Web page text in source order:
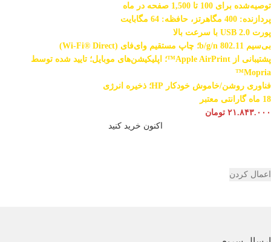
توصیه‌شده برای 100 تا 1,500 صفحه در ماه
پردازنده: 400 مگاهرتز، حافظه: 64 مگابایت
پورت USB 2.0 با سرعت بالا
بی‌سیم 802.11 b/g/n؛ چاپ مستقیم وای‌فای (Wi-Fi® Direct)
پشتیبانی از Apple AirPrint™؛ اپلیکیشن‌های موبایل؛ تایید شده توسط
Mopria™
فناوری روشن/خاموش خودکار HP؛ ذخیره انرژی
18 ماه گارانتی معتبر
۲۱.۸۴۳.۰۰۰ تومان
اکنون خرید کنید
اعمال کردن